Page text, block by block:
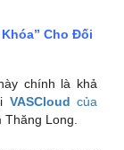
Cho Đối
chính là khả
VASCloud của
Long.